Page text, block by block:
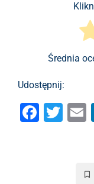
Średnia
Udostępnij:
F
T
l